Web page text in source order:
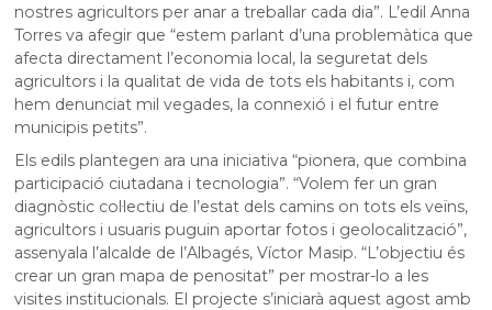
nostres agricultors per anar a treballar cada dia”. L’edil Anna
Torres va afegir que “estem parlant d’una problemàtica que
afecta directament l’economia local, la seguretat dels
agricultors i la qualitat de vida de tots els habitants i, com
hem denunciat mil vegades, la connexió i el futur entre
municipis petits”.
Els edils plantegen ara una iniciativa “pionera, que combina
participació ciutadana i tecnologia”. “Volem fer un gran
diagnòstic col·lectiu de l’estat dels camins on tots els veïns,
agricultors i usuaris puguin aportar fotos i geolocalització”,
assenyala l’alcalde de l’Albagés, Víctor Masip. “L’objectiu és
crear un gran mapa de penositat” per mostrar-lo a les
visites institucionals. El projecte s’iniciarà aquest agost amb